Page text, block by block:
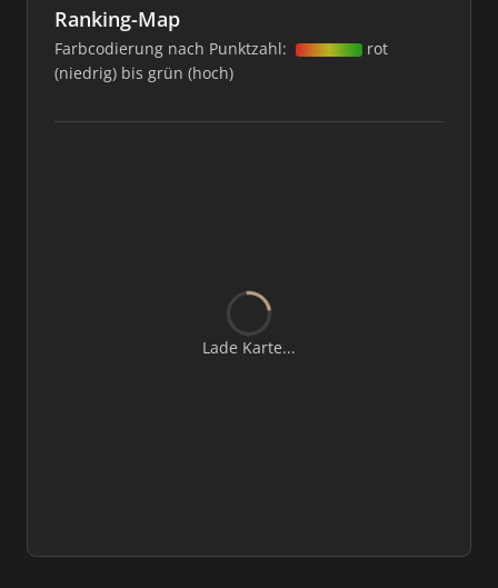
Ranking-Map
Farbcodierung nach Punktzahl:
rot
(niedrig) bis grün (hoch)
Lade Karte...